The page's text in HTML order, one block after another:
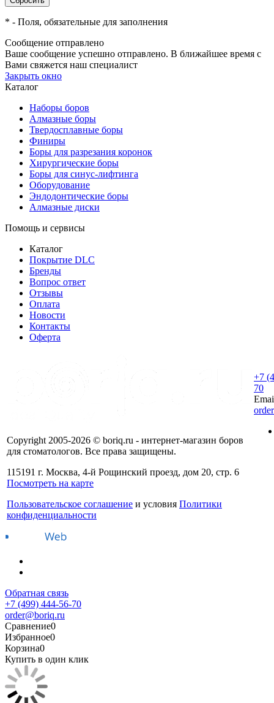
* - Поля, обязательные для заполнения
Сообщение отправлено
Ваше сообщение успешно отправлено. В ближайшее время с
Вами свяжется наш специалист
Закрыть окно
Каталог
Наборы боров
Алмазные боры
Твердосплавные боры
Финиры
Боры для разрезания коронок
Хирургические боры
Боры для синус-лифтинга
Оборудование
Эндодонтические боры
Алмазные диски
Помощь и сервисы
Каталог
Покрытие DLC
Бренды
Вопрос ответ
Отзывы
Оплата
Новости
Контакты
Оферта
Copyright 2005-2026 © boriq.ru - интернет-магазин боров
для стоматологов. Все права защищены.
115191 г. Москва, 4-й Рощинский проезд, дом 20, стр. 6
Посмотреть на карте
Пользовательское соглашение и условия Политики
конфиденциальности
+7
70
Обратная связь
+7 (499) 444-56-70
order@boriq.ru
Сравнение0
Избранное0
Корзина0
Купить в один клик